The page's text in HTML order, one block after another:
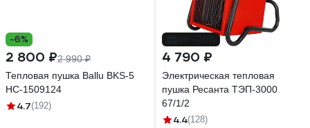
-6%
2 800 ₽2 990 ₽
Тепловая пушка Ballu BKS-5
НС-1509124
4.7(192)
4 790 ₽
Электрическая тепловая
пушка Ресанта ТЭП-3000
67/1/2
4.4(128)